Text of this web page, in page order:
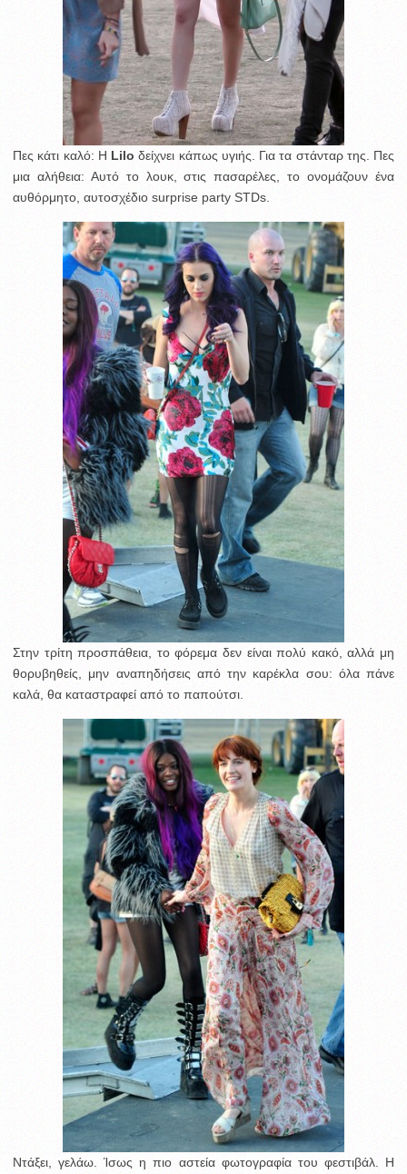
Πες κάτι καλό: Η Lilo δείχνει κάπως υγιής. Για τα στάνταρ της. Πες
μια αλήθεια: Αυτό το λουκ, στις πασαρέλες, το ονομάζουν ένα
αυθόρμητο, αυτοσχέδιο surprise party STDs.
Στην τρίτη προσπάθεια, το φόρεμα δεν είναι πολύ κακό, αλλά μη
θορυβηθείς, μην αναπηδήσεις από την καρέκλα σου: όλα πάνε
καλά, θα καταστραφεί από το παπούτσι.
Ντάξει, γελάω. Ίσως η πιο αστεία φωτογραφία του φεστιβάλ. Η